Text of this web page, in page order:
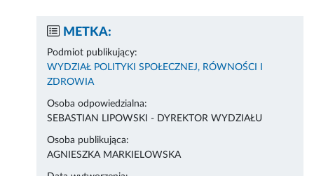
METKA:
Podmiot publikujący:
WYDZIAŁ POLITYKI SPOŁECZNEJ, RÓWNOŚCI I
ZDROWIA
Osoba odpowiedzialna:
SEBASTIAN LIPOWSKI - DYREKTOR WYDZIAŁU
Osoba publikująca:
AGNIESZKA MARKIELOWSKA